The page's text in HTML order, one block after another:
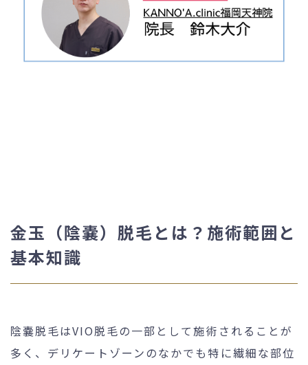
金玉（陰嚢）脱毛とは？施術範囲と
基本知識
陰嚢脱毛はVIO脱毛の一部として施術されることが
多く、デリケートゾーンのなかでも特に繊細な部位